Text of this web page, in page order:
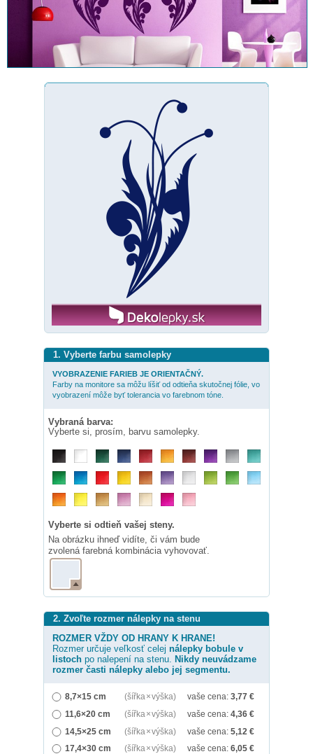
1. Vyberte farbu samolepky
VYOBRAZENIE FARIEB JE ORIENTAČNÝ.
Farby na monitore sa môžu líšiť od odtieňa skutočnej fólie, vo
vyobrazení môže byť tolerancia vo farebnom tóne.
Vybraná barva:
Vyberte si, prosím, barvu samolepky.
Vyberte si odtieň vašej steny.
Na obrázku ihneď vidíte, či vám bude
zvolená farebná kombinácia vyhovovať.
2. Zvoľte rozmer nálepky na stenu
ROZMER VŽDY OD HRANY K HRANE!
Rozmer určuje veľkosť celej nálepky bobule v
listoch po nalepení na stenu. Nikdy neuvádzame
rozmer časti nálepky alebo jej segmentu.
8,7×15 cm (šířka × výška) vaše cena: 3,77 €
11,6×20 cm
(šířka × výška) vaše cena: 4,36 €
14,5×25 cm
(šířka × výška) vaše cena: 5,12 €
17,4×30 cm
(šířka × výška) vaše cena: 6,05 €